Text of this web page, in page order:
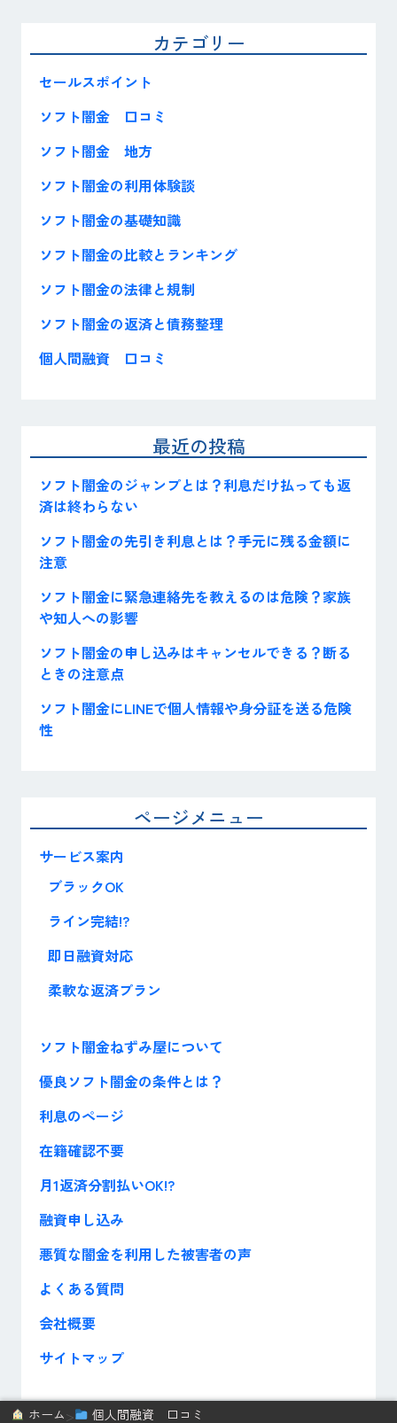
カテゴリー
セールスポイント
ソフト闇金 口コミ
ソフト闇金 地方
ソフト闇金の利用体験談
ソフト闇金の基礎知識
ソフト闇金の比較とランキング
ソフト闇金の法律と規制
ソフト闇金の返済と債務整理
個人間融資 口コミ
最近の投稿
ソフト闇金のジャンプとは？利息だけ払っても返
済は終わらない
ソフト闇金の先引き利息とは？手元に残る金額に
注意
ソフト闇金に緊急連絡先を教えるのは危険？家族
や知人への影響
ソフト闇金の申し込みはキャンセルできる？断る
ときの注意点
ソフト闇金にLINEで個人情報や身分証を送る危険
性
ページメニュー
サービス案内
ブラックOK
ライン完結!?
即日融資対応
柔軟な返済プラン
ソフト闇金ねずみ屋について
優良ソフト闇金の条件とは？
利息のページ
在籍確認不要
月1返済分割払いOK!?
融資申し込み
悪質な闇金を利用した被害者の声
よくある質問
会社概要
サイトマップ
ホーム> 個人間融資 口コミ